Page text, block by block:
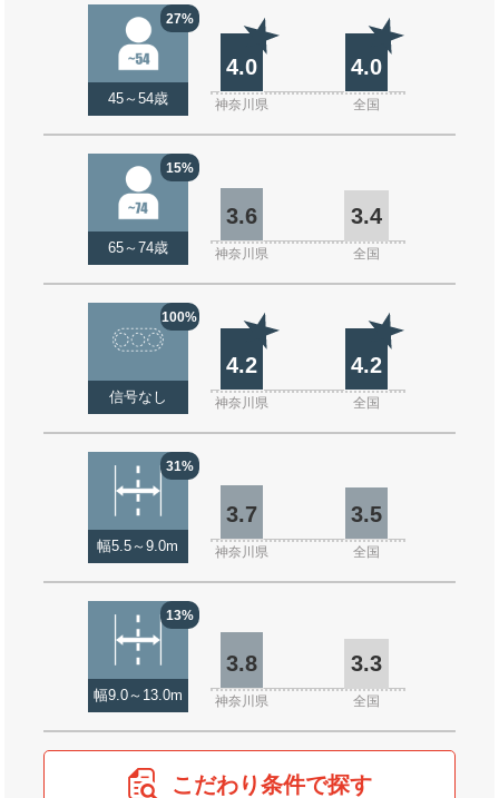
27%
45～54歳
4.0 4.0
神奈川県 全国
15%
65～74歳
3.6 3.4
神奈川県 全国
100%
信号なし
4.2 4.2
神奈川県 全国
31%
幅5.5～9.0m
3.7 3.5
神奈川県 全国
13%
幅9.0～13.0m
3.8 3.3
神奈川県 全国
こだわり条件で探す